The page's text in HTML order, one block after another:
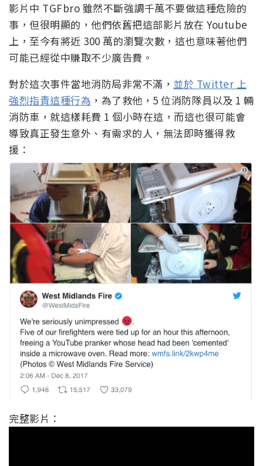
影片中 TGFbro 雖然不斷強調千萬不要做這種危險的
事，但很明顯的，他們依舊把這部影片放在 Youtube
上，至今有將近 300 萬的瀏覽次數，這也意味著他們
可能已經從中賺取不少廣告費。
對於這次事件當地消防局非常不滿， 並於 Twitter 上
強烈指責這種行為 ，為了救他，5 位消防隊員以及 1 輛
消防車，就這樣耗費 1 個小時在這，而這也很可能會
導致真正發生意外、有需求的人，無法即時獲得救
援：
完整影片：